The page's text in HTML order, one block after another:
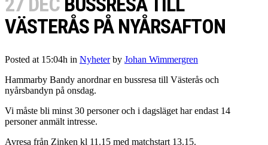
VÄSTERÅS PÅ NYÅRSAFTON
Posted at 15:04h in Nyheter by Johan Wimmergren
Hammarby Bandy anordnar en bussresa till Västerås och
nyårsbandyn på onsdag.
Vi måste bli minst 30 personer och i dagsläget har endast 14
personer anmält intresse.
Avresa från Zinken kl 11.15 med matchstart 13.15.